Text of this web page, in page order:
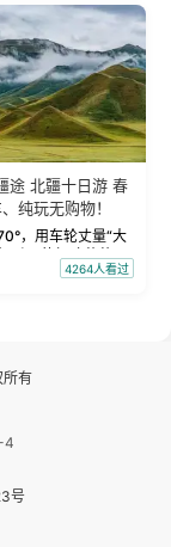
——禾木村，欣赏
途 北疆十日游 春
纯玩无购物！
，用车轮丈量“大
眼泪”的极致蔚蓝，
与深邃湖水在转弯
4264人看过
有
4
号